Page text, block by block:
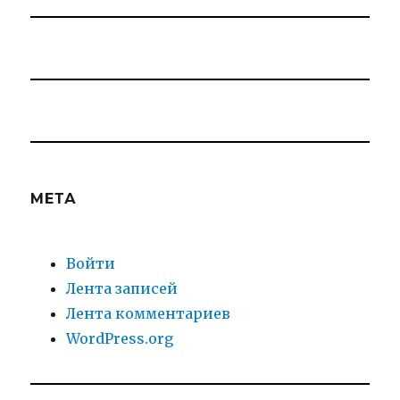
МЕТА
Войти
Лента записей
Лента комментариев
WordPress.org